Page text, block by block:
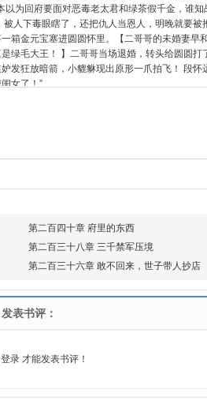
以为回府要面对恶毒老太君和绿茶假千金，谁
人下毒眼瞎了，还把仇人当恩人，明晚就要被
箱金元宝塞进圆圆怀里。【二哥哥的未婚妻早
绿毛大王！ 】二哥哥当场退婚，转头给圆圆打
发狂放暗箭，小貔貅现出原形一爪拍飞！ 段怀
女了！”
第二百四十章 府里的东西
第二百三十八章 三千禁军压境
第二百三十六章 敢不回来，世子带人抄店
发表书评：
登录才能发表书评！